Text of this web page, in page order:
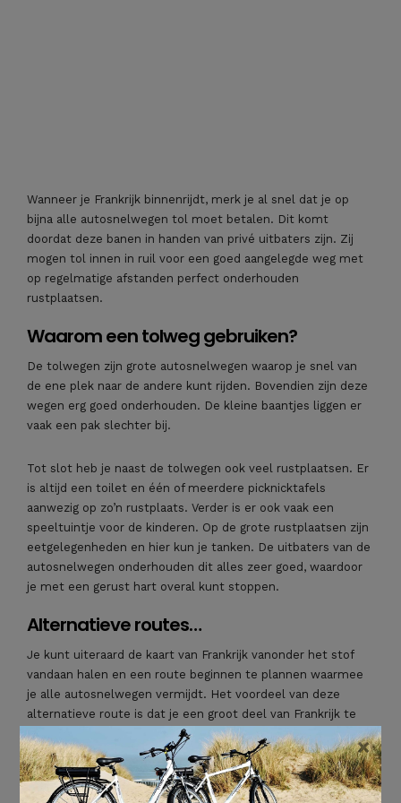
Wanneer je Frankrijk binnenrijdt, merk je al snel dat je op
bijna alle autosnelwegen tol moet betalen. Dit komt
doordat deze banen in handen van privé uitbaters zijn. Zij
mogen tol innen in ruil voor een goed aangelegde weg met
op regelmatige afstanden perfect onderhouden
rustplaatsen.
Waarom een tolweg gebruiken?
De tolwegen zijn grote autosnelwegen waarop je snel van
de ene plek naar de andere kunt rijden. Bovendien zijn deze
wegen erg goed onderhouden. De kleine baantjes liggen er
vaak een pak slechter bij.
Tot slot heb je naast de tolwegen ook veel rustplaatsen. Er
is altijd een toilet en één of meerdere picknicktafels
aanwezig op zo’n rustplaats. Verder is er ook vaak een
speeltuintje voor de kinderen. Op de grote rustplaatsen zijn
eetgelegenheden en hier kun je tanken. De uitbaters van de
autosnelwegen onderhouden dit alles zeer goed, waardoor
je met een gerust hart overal kunt stoppen.
Alternatieve routes…
Je kunt uiteraard de kaart van Frankrijk vanonder het stof
vandaan halen en een route beginnen te plannen waarmee
je alle autosnelwegen vermijdt. Het voordeel van deze
alternatieve route is dat je een groot deel van Frankrijk te
zien krijgt. Je komt dan op plaatsen waar je anders nooit zou
passeren en kunt echt de sfeer van het land opsnuiven. Het
grote nadeel is de tijd: je zult er veel langer over doen om
op je uiteindelijke bestemming aan te komen. Hierdoor
×